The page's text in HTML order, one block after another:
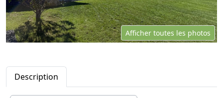
Afficher toutes les photos
Description